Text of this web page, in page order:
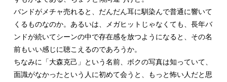
バンドがメチャ売れると、だんだん耳に馴染んで普通に響いて
くるものなのか。あるいは、メガヒットじゃなくても、長年バ
ンドが続いてシーンの中で存在感を放つようになると、その名
前もいい感じに聴こえるのであろうか。
ちなみに「大森克己」という名前、ボクの写真は知っていて、
面識がなかったという人に初めて会うと、もっと怖い人だと思